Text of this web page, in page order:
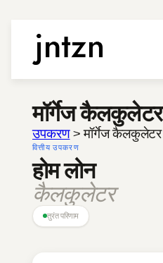
मॉर्गेज कैलकुलेटर
उपकरण>मॉर्गेज कैलकुलेटर
वित्तीय उपकरण
होम लोन
कैलकुलेटर
तुरंत परिणाम